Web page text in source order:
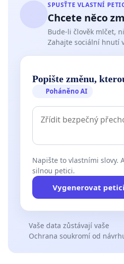
SPUSŤTE VLASTNÍ
Chcete něco
Bude-li člověk mlčet,
Zahajte sociální hnutí
Popište změnu,
Poháněno AI
Napište to vlastními slovy.
silnou petici.
Vygenerovat petici
Vaše data zůstávají vaše
Ochrana soukromí od